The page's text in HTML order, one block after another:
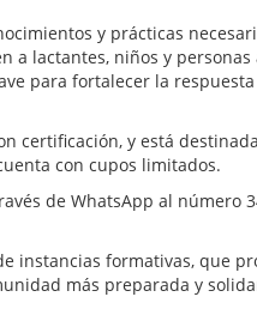
y prácticas
lactantes, niños y personas
para fortalecer la
certificación, y está
con cupos limitados.
de WhatsApp al número
instancias formativas, que
más preparada y